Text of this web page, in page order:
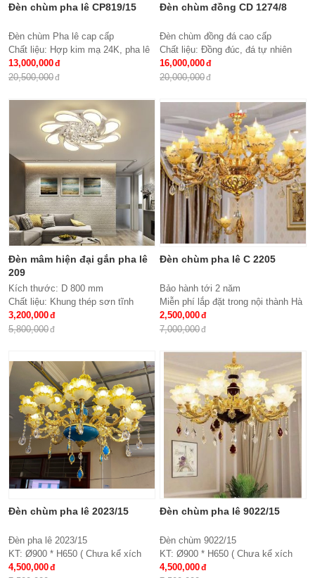
Đèn chùm pha lê CP819/15
Đèn chùm Pha lê cap cấp
Chất liệu: Hợp kim mạ 24K, pha lê
K9 cao cấp
Số lượng tay : 15 tay
Bóng đèn: Bóng led tiết kiệm điện
Bảo hành: 2 năm
13,000,000
20,500,000
Đèn chùm đồng CD 1274/8
Đèn chùm đồng đá cao cấp
Chất liệu: Đồng đúc, đá tự nhiên
cao cấp
KT: Ø850 * H600
kiệm điện E27*8
Bảo hành: 2 năm
16,000,000
20,000,000
Đèn mâm hiện đại gắn pha lê
209
Kích thước: D 800 mm
Chất liệu: Khung thép sơn tĩnh
điện, meka, hạt pha lê
Đèn: Led siêu tiết kiệm điện đổi
3,200,000
5,800,000
Đèn chùm pha lê C 2205
Bảo hành tới 2 năm
Miễn phí lắp đặt trong nội thành Hà
Nội
Giao hàng toàn quốc
Kích thước: Phi 900*H650, 15 tay
2,500,000
7,000,000
Đèn chùm pha lê 2023/15
Đèn pha lê 2023/15
KT: Ø900 * H650 ( Chưa kể xích
treo )
4,500,000
Đèn chùm pha lê 9022/15
Đèn chùm 9022/15
KT: Ø900 * H650 ( Chưa kể xích
treo )
4,500,000